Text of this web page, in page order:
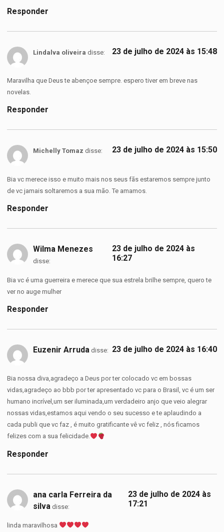
Responder
Lindalva oliveira disse: 23 de julho de 2024 às 15:48
Maravilha que Deus te abençoe sempre. espero tiver em breve nas
novelas.
Responder
Michelly Tomaz disse: 23 de julho de 2024 às 15:50
Bia vc merece isso e muito mais nos seus fãs estaremos sempre junto
de vc jamais soltaremos a sua mão. Te amamos.
Responder
Wilma Menezes
disse:
23 de julho de 2024 às
16:27
Bia vc é uma guerreira e merece que sua estrela brilhe sempre, quero te
ver no auge mulher
Responder
Euzenir Arruda disse: 23 de julho de 2024 às 16:40
Bia nossa diva,agradeço a Deus por ter colocado vc em bossas
vidas,agradeço ao bbb por ter apresentado vc para o Brasil, vc é um ser
humano incrível,um ser iluminada,um verdadeiro anjo que veio alegrar
nossas vidas,estamos aqui vendo o seu sucesso e te aplaudindo a
cada publi que vc faz , é muito gratificante vê vc feliz , nós ficamos
felizes com a sua felicidade.
Responder
ana carla Ferreira da
silva disse:
23 de julho de 2024 às
17:21
linda maravilhosa